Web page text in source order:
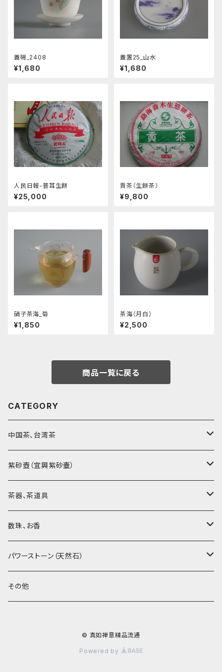
蓋碗_2408
¥1,680
蓋置25_山水
¥1,680
人民日報-普耳生餅
¥25,000
貢茶（生餅茶）
¥9,800
硝子茶海_菊
¥1,850
茶海（月白）
¥2,500
商品一覧に戻る
CATEGORY
中国茶、台湾茶
烏龍茶（ウーロン茶）
黒茶（緊圧茶、普洱茶）
紅茶、白茶、緑茶
茶外茶、工藝茶、その他
紫砂壺（宜興紫砂壷）
大師、名人、高工の作品
周菊英（高級工藝美術師）
高級工藝美術師の作品
王柯鈞（高級工藝美術師）
茶器、茶道具
茶杯、聞香杯
茶海、茶漏（茶漉し）
蓋碗、壷承、茶船
数珠、お香
お香、香炉
数珠、その他
パワーストーン（天然石）
アゲート（瑪瑙）
その他
© 真如禅意精品流通
Powered by